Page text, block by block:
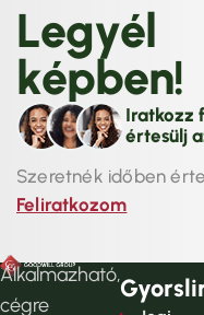
Legyél
képben!
Iratkozz
értesülj
Szeretnék időben
Feliratkozom
Alkalmazható,
cégre